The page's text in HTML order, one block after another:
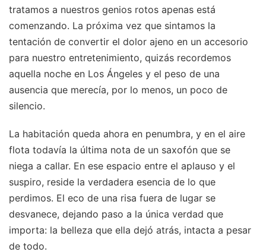
tratamos a nuestros genios rotos apenas está
comenzando. La próxima vez que sintamos la
tentación de convertir el dolor ajeno en un accesorio
para nuestro entretenimiento, quizás recordemos
aquella noche en Los Ángeles y el peso de una
ausencia que merecía, por lo menos, un poco de
silencio.
La habitación queda ahora en penumbra, y en el aire
flota todavía la última nota de un saxofón que se
niega a callar. En ese espacio entre el aplauso y el
suspiro, reside la verdadera esencia de lo que
perdimos. El eco de una risa fuera de lugar se
desvanece, dejando paso a la única verdad que
importa: la belleza que ella dejó atrás, intacta a pesar
de todo.